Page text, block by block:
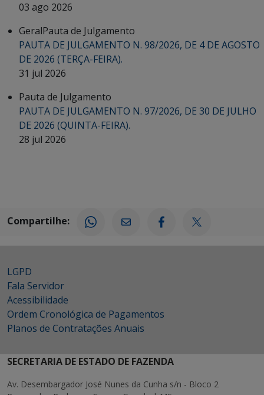
03 ago 2026
GeralPauta de Julgamento
PAUTA DE JULGAMENTO N. 98/2026, DE 4 DE AGOSTO
DE 2026 (TERÇA-FEIRA).
31 jul 2026
Pauta de Julgamento
PAUTA DE JULGAMENTO N. 97/2026, DE 30 DE JULHO
DE 2026 (QUINTA-FEIRA).
28 jul 2026
Compartilhe:
LGPD
Fala Servidor
Acessibilidade
Ordem Cronológica de Pagamentos
Planos de Contratações Anuais
SECRETARIA DE ESTADO DE FAZENDA
Av. Desembargador José Nunes da Cunha s/n - Bloco 2